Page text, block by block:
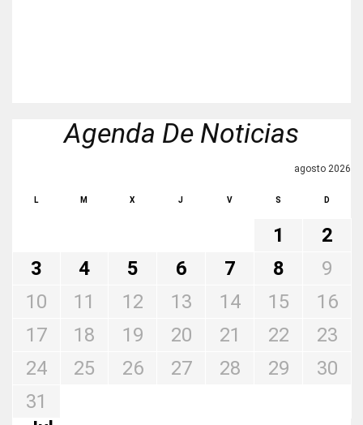
Agenda De Noticias
agosto 2026
L M X J V S D
1
2
3
4 5 6 7 8
9
10
11 12 13 14 15
16
17
18 19 20 21 22
23
24
25 26 27 28 29
30
31